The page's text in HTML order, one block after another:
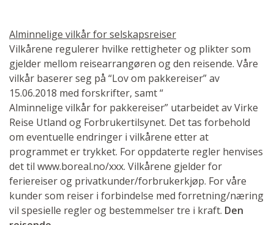
Alminnelige vilkår for selskapsreiser
Vilkårene regulerer hvilke rettigheter og plikter som
gjelder mellom reisearrangøren og den reisende. Våre
vilkår baserer seg på “Lov om pakkereiser” av
15.06.2018 med forskrifter, samt “
Alminnelige vilkår for pakkereiser” utarbeidet av Virke
Reise Utland og Forbrukertilsynet. Det tas forbehold
om eventuelle endringer i vilkårene etter at
programmet er trykket. For oppdaterte regler henvises
det til www.boreal.no/xxx. Vilkårene gjelder for
feriereiser og privatkunder/forbrukerkjøp. For våre
kunder som reiser i forbindelse med forretning/næring
vil spesielle regler og bestemmelser tre i kraft. Den